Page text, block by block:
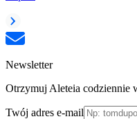
Newsletter
Otrzymuj Aleteia codziennie
Twój adres e-mail